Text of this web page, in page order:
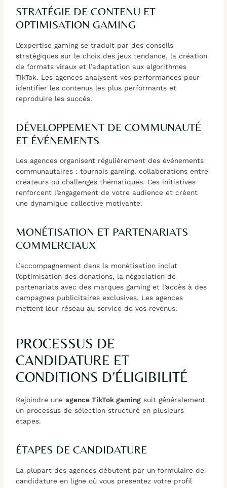
STRATÉGIE DE CONTENU ET
OPTIMISATION GAMING
L’expertise gaming se traduit par des conseils
stratégiques sur le choix des jeux tendance, la création
de formats viraux et l’adaptation aux algorithmes
TikTok. Les agences analysent vos performances pour
identifier les contenus les plus performants et
reproduire les succès.
DÉVELOPPEMENT DE COMMUNAUTÉ
ET ÉVÉNEMENTS
Les agences organisent régulièrement des événements
communautaires : tournois gaming, collaborations entre
créateurs ou challenges thématiques. Ces initiatives
renforcent l’engagement de votre audience et créent
une dynamique collective motivante.
MONÉTISATION ET PARTENARIATS
COMMERCIAUX
L’accompagnement dans la monétisation inclut
l’optimisation des donations, la négociation de
partenariats avec des marques gaming et l’accès à des
campagnes publicitaires exclusives. Les agences
mettent leur réseau au service de vos revenus.
PROCESSUS DE
CANDIDATURE ET
CONDITIONS D’ÉLIGIBILITÉ
Rejoindre uneagence TikTok gaming suit généralement
un processus de sélection structuré en plusieurs
étapes.
ÉTAPES DE CANDIDATURE
La plupart des agences débutent par un formulaire de
candidature en ligne où vous présentez votre profil